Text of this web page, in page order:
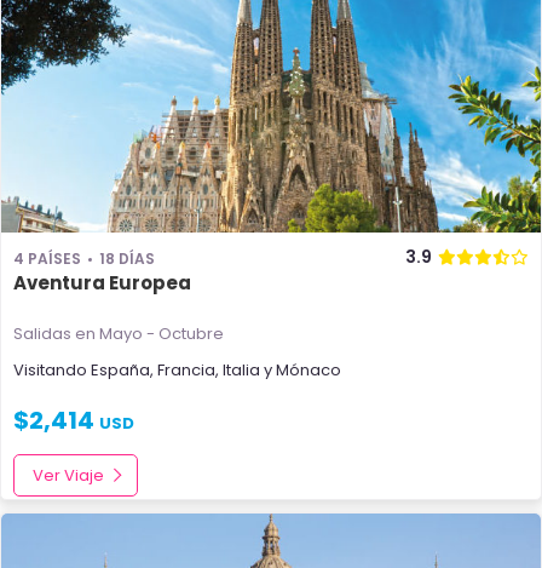
4 PAÍSES 18 DÍAS 3.9
Aventura Europea
Salidas en Mayo - Octubre
Visitando España, Francia, Italia yMónaco
$2,414 USD
Ver Viaje